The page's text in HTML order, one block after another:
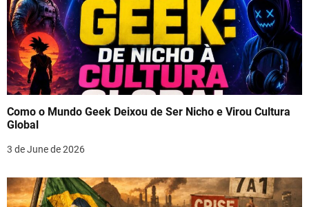
Como o Mundo Geek Deixou de Ser Nicho e Virou Cultura
Global
3 de June de 2026